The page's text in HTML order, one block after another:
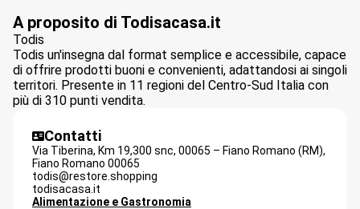
A proposito di Todisacasa.it
Todis
Todis un'insegna dal format semplice e accessibile, capace
di offrire prodotti buoni e convenienti, adattandosi ai singoli
territori. Presente in 11 regioni del Centro-Sud Italia con
più di 310 punti vendita.
Contatti
Via Tiberina, Km 19,300 snc, 00065 – Fiano Romano (RM),
Fiano Romano 00065
todis@restore.shopping
todisacasa.it
Alimentazione e Gastronomia